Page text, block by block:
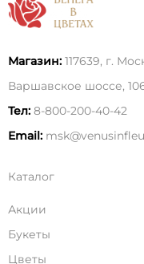
Магазин: 117639, г.
Варшавское шоссе,
Тел: 8-800-200-40-42
Email:
Каталог
Акции
Букеты
Цветы